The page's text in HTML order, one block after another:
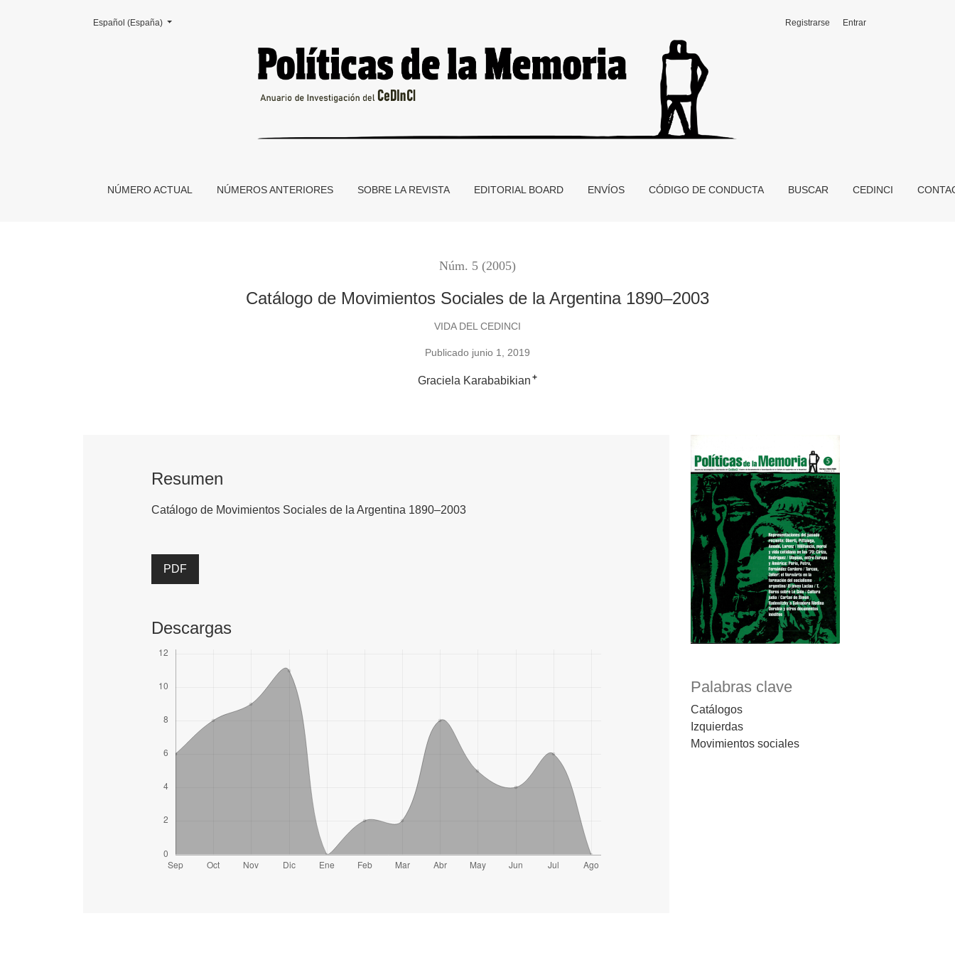
Catálogo de Movimientos Sociales de la Argentina 1890–2003
NÚMERO ACTUAL NÚMEROS ANTERIORES SOBRE LA REVISTA EDITORIAL BOARD ENVÍOS CÓDIGO DE CONDUCTA BUSCAR CEDINCI
Registrarse Entrar
Cambiar el idioma. El actual es:
Español (España)
Núm. 5 (2005)
Catálogo de Movimientos Sociales de la Argentina 1890–2003
VIDA DEL CEDINCI
Publicado junio 1, 2019
Graciela Karababikian +
Palabras clave
Catálogos
Izquierdas
Movimientos sociales
Resumen
Catálogo de Movimientos Sociales de la Argentina 1890–2003
PDF
Descargas